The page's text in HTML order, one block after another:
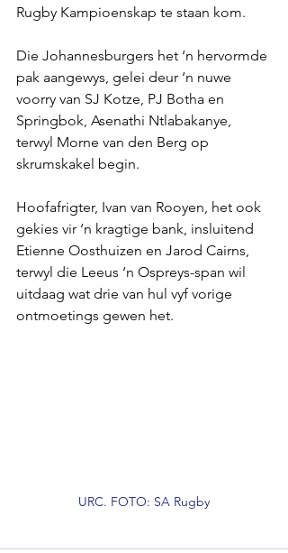
Rugby Kampioenskap te staan ​​kom.
Die Johannesburgers het ‘n hervormde
pak aangewys, gelei deur ‘n nuwe
voorry van SJ Kotze, PJ Botha en
Springbok, Asenathi Ntlabakanye,
terwyl Morne van den Berg op
skrumskakel begin.
Hoofafrigter, Ivan van Rooyen, het ook
gekies vir ‘n kragtige bank, insluitend
Etienne Oosthuizen en Jarod Cairns,
terwyl die Leeus ‘n Ospreys-span wil
uitdaag wat drie van hul vyf vorige
ontmoetings gewen het.
URC. FOTO: SA Rugby